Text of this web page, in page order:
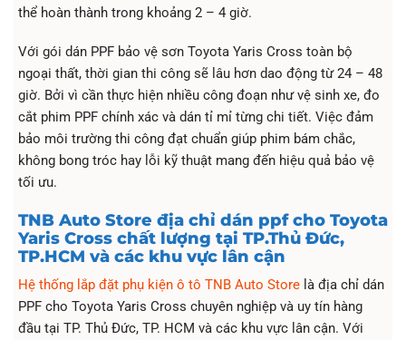
thể hoàn thành trong khoảng 2 – 4 giờ.
Với gói dán PPF bảo vệ sơn Toyota Yaris Cross toàn bộ
ngoại thất, thời gian thi công sẽ lâu hơn dao động từ 24 – 48
giờ. Bởi vì cần thực hiện nhiều công đoạn như vệ sinh xe, đo
cắt phim PPF chính xác và dán tỉ mỉ từng chi tiết. Việc đảm
bảo môi trường thi công đạt chuẩn giúp phim bám chắc,
không bong tróc hay lỗi kỹ thuật mang đến hiệu quả bảo vệ
tối ưu.
TNB Auto Store địa chỉ dán ppf cho Toyota
Yaris Cross chất lượng tại TP.Thủ Đức,
TP.HCM và các khu vực lân cận
Hệ thống lắp đặt phụ kiện ô tô TNB Auto Storelà địa chỉ dán
PPF cho Toyota Yaris Cross chuyên nghiệp và uy tín hàng
đầu tại TP. Thủ Đức, TP. HCM và các khu vực lân cận. Với